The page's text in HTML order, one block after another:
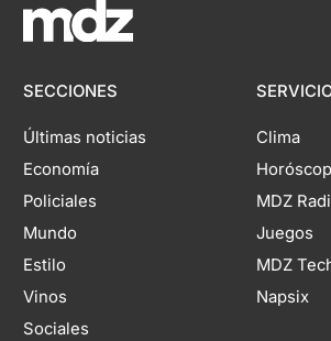
SECCIONES
Últimas noticias
Economía
Policiales
Mundo
Estilo
Vinos
Sociales
Clima
MDZ
Juegos
MDZ
Napsix